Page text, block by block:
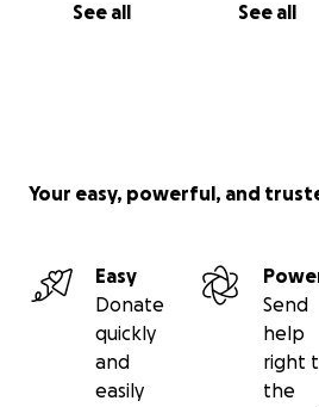
See all See all
Your easy, powerful, and
Easy
Donate
quickly
and
easily
Send
help
right
the